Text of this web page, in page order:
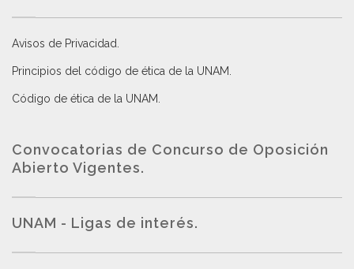
Avisos de Privacidad
Principios del código de ética de la UNAM
Código de ética de la UNAM
Convocatorias de Concurso de Oposición
Abierto Vigentes.
UNAM - Ligas de interés.